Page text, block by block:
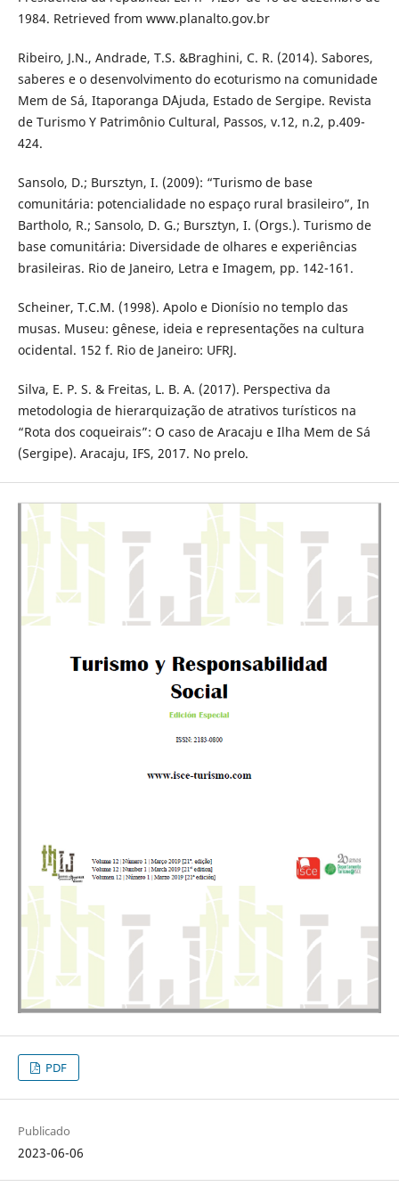
1984. Retrieved from www.planalto.gov.br
Ribeiro, J.N., Andrade, T.S. &Braghini, C. R. (2014). Sabores,
saberes e o desenvolvimento do ecoturismo na comunidade
Mem de Sá, Itaporanga D´Ajuda, Estado de Sergipe. Revista
de Turismo Y Patrimônio Cultural, Passos, v.12, n.2, p.409-
424.
Sansolo, D.; Bursztyn, I. (2009): “Turismo de base
comunitária: potencialidade no espaço rural brasileiro”, In
Bartholo, R.; Sansolo, D. G.; Bursztyn, I. (Orgs.). Turismo de
base comunitária: Diversidade de olhares e experiências
brasileiras. Rio de Janeiro, Letra e Imagem, pp. 142-161.
Scheiner, T.C.M. (1998). Apolo e Dionísio no templo das
musas. Museu: gênese, ideia e representações na cultura
ocidental. 152 f. Rio de Janeiro: UFRJ.
Silva, E. P. S. & Freitas, L. B. A. (2017). Perspectiva da
metodologia de hierarquização de atrativos turísticos na
“Rota dos coqueirais”: O caso de Aracaju e Ilha Mem de Sá
(Sergipe). Aracaju, IFS, 2017. No prelo.
PDF
Publicado
2023-06-06